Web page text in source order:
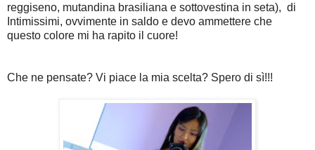
reggiseno, mutandina brasiliana e sottovestina in seta), di
Intimissimi, ovvimente in saldo e devo ammettere che
questo colore mi ha rapito il cuore!
Che ne pensate? Vi piace la mia scelta? Spero di sì!!!